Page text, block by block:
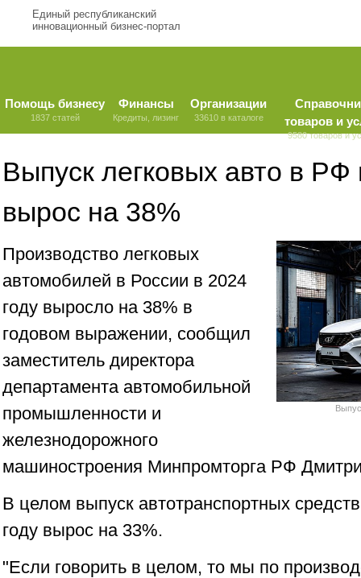
Единый республиканский
инновационный бизнес-портал
Помощь бизнесу
1837 статей
Финансы
Кредиты, лизинг
Организации
33610 в каталоге
товаров и
9580 товаров и
Выпуск легковых авто в РФ
вырос на 38%
Производство легковых
автомобилей в России в 2024
году выросло на 38% в
годовом выражении, сообщил
заместитель директора
департамента автомобильной
промышленности и
железнодорожного
машиностроения Минпромторга РФ
В целом выпуск автотранспортных
году вырос на 33%.
"Если говорить в целом, то мы по